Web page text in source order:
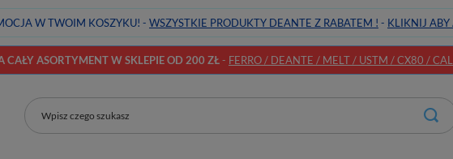
W TWOIM KOSZYKU! - WSZYSTKIE PRODUKTY DEANTE Z RABATEM ! - KLIKNIJ
CAŁY ASORTYMENT W SKLEPIE OD 200 ZŁ- FERRO / DEANTE / MELT / USTM / CX80 /